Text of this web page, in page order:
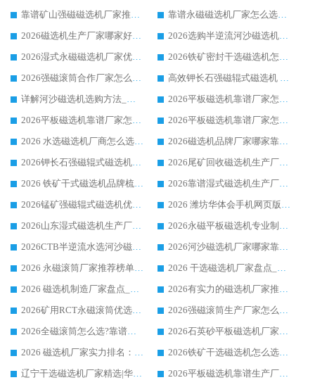
靠谱矿山强磁磁选机厂家推荐 2026客户真实使用心得分享
靠谱永磁磁选机厂家怎么选?福建客户真实体验分享华体会手机网页版-华体会(中国) 品牌
2026磁选机生产厂家哪家好?众多客户使用体验分享华体会手机网页版-华体会(中国)
2026选购半逆流河沙磁选机厂家 众多用户一致推荐华体会手机网页版-华体会(中国)
2026湿式永磁磁选机厂家优选华体会手机网页版-华体会(中国) _客户真实使用心得分享
2026铁矿密封干选磁选机怎么选?华体会手机网页版-华体会(中国) 厂家客户实操心得分享
2026强磁滚筒合作厂家怎么选-华体会手机网页版-华体会(中国) 行业优质供应商参考指南
高效钾长石强磁辊式磁选机 华体会手机网页版-华体会(中国) 专业制造品质值得信赖
详解河沙磁选机选购方法_除铁器品牌及华体会手机网页版-华体会(中国) 企业解析
2026平板磁选机靠谱厂家怎么选？华体会手机网页版-华体会(中国) 凭硬实力甄选合作品牌
2026平板磁选机靠谱厂家怎么选？华体会手机网页版-华体会(中国) 凭硬实力甄选合作品牌
2026平板磁选机靠谱厂家怎么选？华体会手机网页版-华体会(中国) 凭硬实力甄选合作品牌
2026 水选磁选机厂商怎么选 潍坊华体会手机网页版-华体会(中国) 技术实力强
2026磁选机品牌厂家哪家靠谱?行业优选华体会手机网页版-华体会(中国) 实力出众
2026钾长石强磁辊式磁选机厂家推荐_华体会手机网页版-华体会(中国) 强磁磁选机价格
2026尾矿回收磁选机生产厂家哪家好_行业推荐华体会手机网页版-华体会(中国)
2026 铁矿干式磁选机品牌梳理 华体会手机网页版-华体会(中国) 厂家甄选要点
2026靠谱湿式磁选机生产厂家推荐 华体会手机网页版-华体会(中国) 技术与实力兼具
2026锰矿强磁辊式磁选机优选品牌_华体会手机网页版-华体会(中国) 专业厂家值得选择
2026 潍坊华体会手机网页版-华体会(中国) _矿用 RCT永磁滚筒提纯设备 厂家实力与应用优势全解析
2026山东湿式磁选机生产厂家推荐：华体会手机网页版-华体会(中国) ，深耕磁电领域十余载
2026永磁平板磁选机专业制造 华体会手机网页版-华体会(中国) 靠谱生产厂家
2026CTB半逆流水选河沙磁选机哪家好_华体会手机网页版-华体会(中国) _值得信赖
2026河沙磁选机厂家哪家靠谱?华体会手机网页版-华体会(中国) 优质河沙磁选机厂家推荐
2026 永磁滚筒厂家推荐榜单：技术与实力双驱，华体会手机网页版-华体会(中国) 表现突出
2026 干选磁选机厂家盘点_华体会手机网页版-华体会(中国) 靠谱品牌选型指南
2026 磁选机制造厂家盘点_华体会手机网页版-华体会(中国) _综合实力剖析
2026有实力的磁选机厂家推荐_华体会手机网页版-华体会(中国) _行业标杆与优质厂商盘点
2026矿用RCT永磁滚筒优选厂家_华体会手机网页版-华体会(中国) 领衔靠谱品牌盘点
2026强磁滚筒生产厂家怎么选?行业口碑推荐华体会手机网页版-华体会(中国)
2026全磁滚筒怎么选?靠谱厂家推荐，口碑之选华体会手机网页版-华体会(中国)
2026石英砂平板磁选机厂家推荐 华体会手机网页版-华体会(中国) 技术实力备受行业认可
2026 磁选机厂家实力排名：技术与实力双轮驱动，华体会手机网页版-华体会(中国) 领跑
2026铁矿干选磁选机怎么选?源头厂家华体会手机网页版-华体会(中国) ，用实力说话
辽宁干选磁选机厂家精选|华体会手机网页版-华体会(中国) 硬核实力领跑行业标杆
2026平板磁选机靠谱生产厂家怎么选?行业标杆华体会手机网页版-华体会(中国) ，凭硬实力脱颖而出